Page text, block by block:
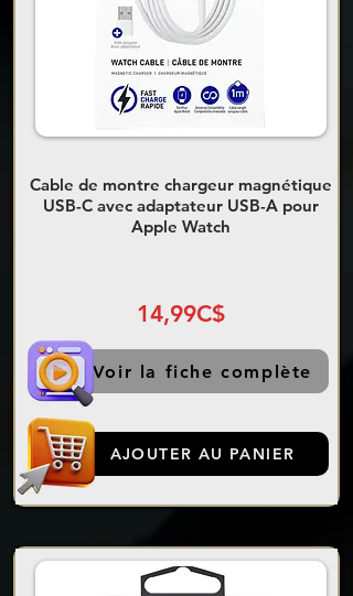
Cable de montre chargeur magnétique
USB-C avec adaptateur USB-A pour
Apple Watch
14,99C$
Voir la fiche complète
AJOUTER AU PANIER